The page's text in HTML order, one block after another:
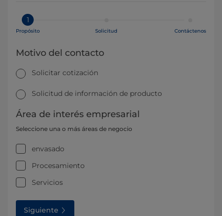
1
Propósito Solicitud Contáctenos
Motivo del contacto
Solicitar cotización
Solicitud de información de producto
Área de interés empresarial
Seleccione una o más áreas de negocio
envasado
Procesamiento
Servicios
Siguiente